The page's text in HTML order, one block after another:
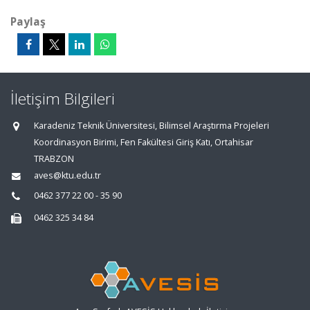
Paylaş
İletişim Bilgileri
Karadeniz Teknik Üniversitesi, Bilimsel Araştırma Projeleri
Koordinasyon Birimi, Fen Fakültesi Giriş Katı, Ortahisar
TRABZON
aves@ktu.edu.tr
0462 377 22 00 - 35 90
0462 325 34 84